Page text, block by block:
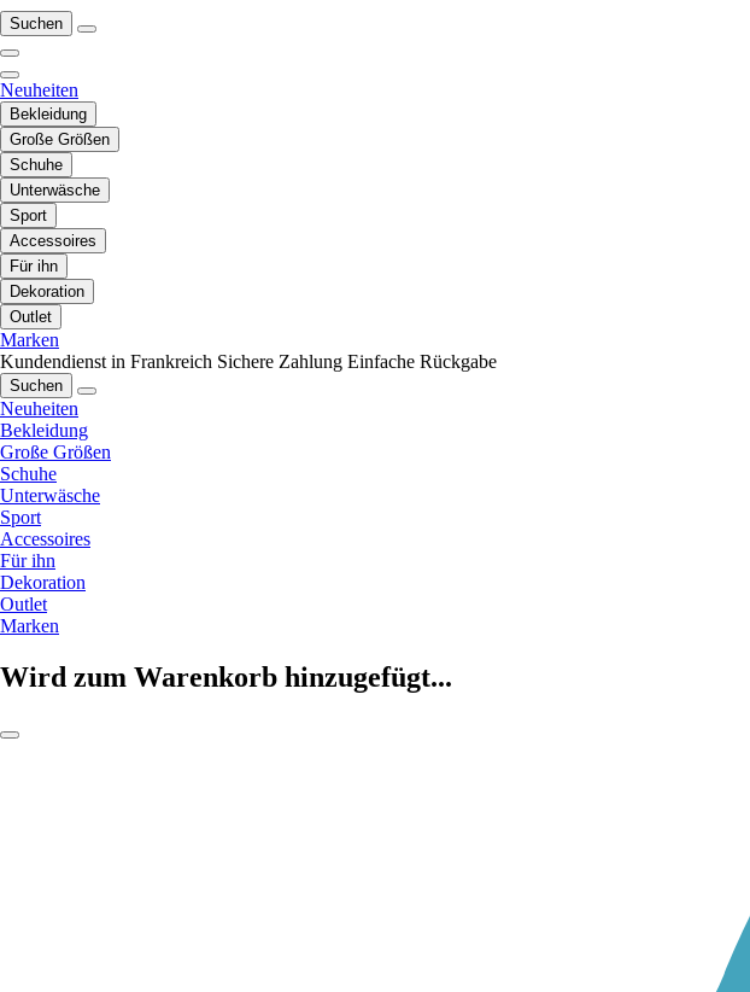
Suchen
Neuheiten
Bekleidung
Große Größen
Schuhe
Unterwäsche
Sport
Accessoires
Für ihn
Dekoration
Outlet
Marken
Kundendienst in Frankreich Sichere Zahlung Einfache Rückgabe
Suchen
Neuheiten
Bekleidung
Große Größen
Schuhe
Unterwäsche
Sport
Accessoires
Für ihn
Dekoration
Outlet
Marken
Wird zum Warenkorb hinzugefügt...